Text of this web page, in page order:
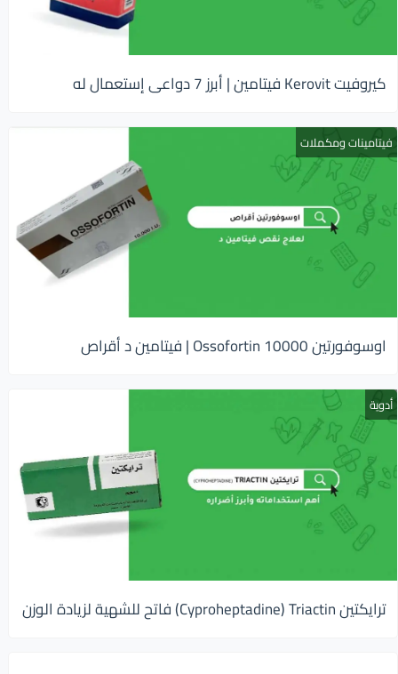
كيروفيت Kerovit فيتامين | أبرز 7 دواعى إستعمال له
فيتامينات ومكملات
اوسوفورتين 10000 Ossofortin | فيتامين د أقراص
أدوية
ترايكتين Cyproheptadine) Triactin) فاتح للشهية لزيادة الوزن